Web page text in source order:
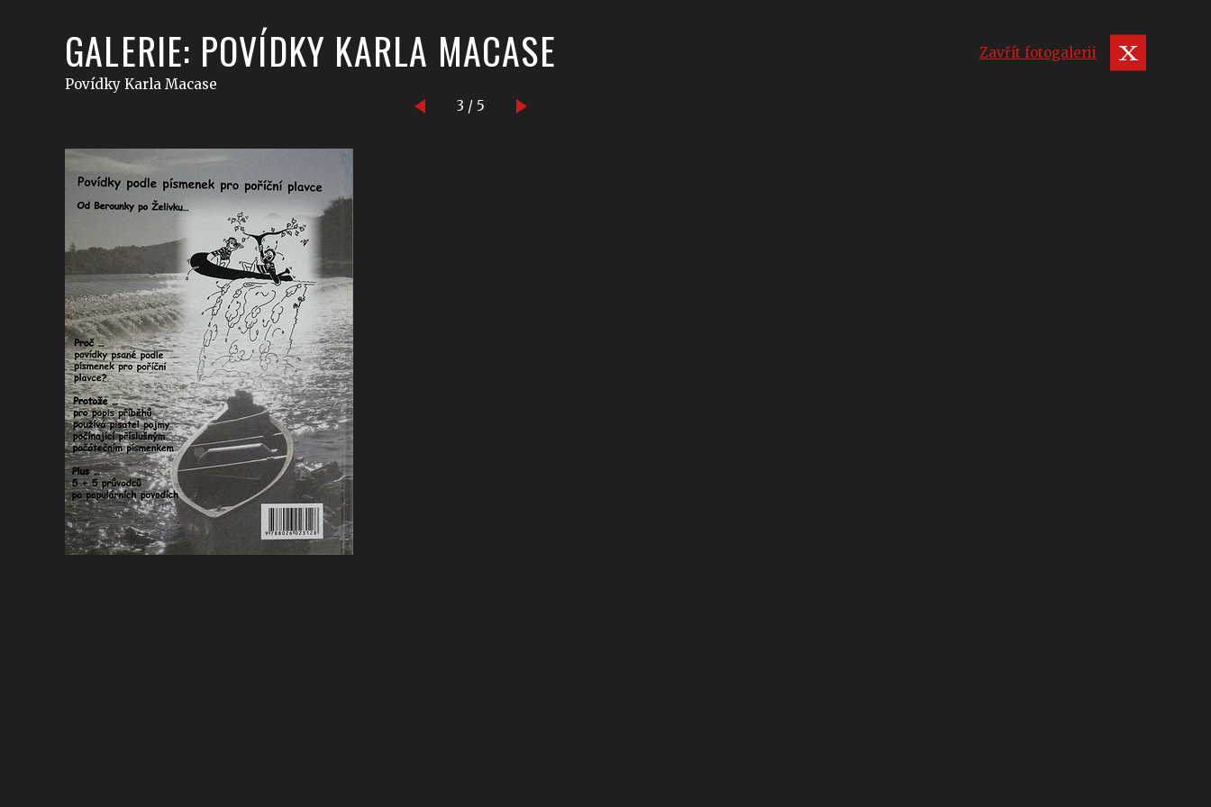
GALERIE: POVÍDKY KARLA MACASE
Povídky Karla Macase
3 / 5
Zavřít fotogalerii